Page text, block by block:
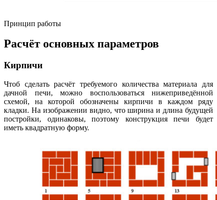
Принцип работы
Расчёт основных параметров
Кирпичи
Чтоб сделать расчёт требуемого количества материала для
дачной печи, можно воспользоваться нижеприведённой
схемой, на которой обозначены кирпичи в каждом ряду
кладки. На изображении видно, что ширина и длина будущей
постройки, одинаковы, поэтому конструкция печи будет
иметь квадратную форму.